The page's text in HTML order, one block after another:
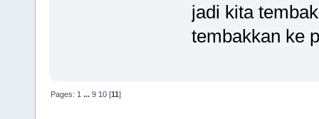
jadi kita
tembakkan ke
Pages: 1 ...9 10 [11]